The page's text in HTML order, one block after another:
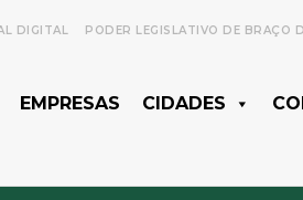
DIGITAL PODER LEGISLATIVO DE BRAÇO
EMPRESAS CIDADES